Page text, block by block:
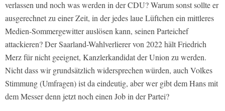
verlassen und noch was werden in der CDU? Warum sonst sollte er
ausgerechnet zu einer Zeit, in der jedes laue Lüftchen ein mittleres
Medien-Sommergewitter auslösen kann, seinen Parteichef
attackieren? Der Saarland-Wahlverlierer von 2022 hält Friedrich
Merz für nicht geeignet, Kanzlerkandidat der Union zu werden.
Nicht dass wir grundsätzlich widersprechen würden, auch Volkes
Stimmung (Umfragen) ist da eindeutig, aber wer gibt dem Hans mit
dem Messer denn jetzt noch einen Job in der Partei?